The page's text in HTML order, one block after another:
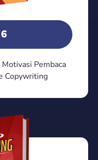
Pembaca
Copywriting